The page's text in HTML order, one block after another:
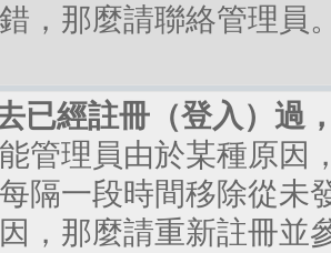
，那麼請聯絡管理員
已經註冊（登入）過
管理員由於某種原因
隔一段時間移除從未
，那麼請重新註冊並